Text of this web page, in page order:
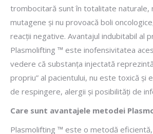
trombocitară sunt în totalitate naturale,
mutagene şi nu provoacă boli
reacţii negative. Avantajul indubitabil al
Plasmolifting ™ este inofensivitatea
vedere că substanţa injectată
propriu” al pacientului, nu este toxică şi
de respingere, alergii şi posibilităţi de
Care sunt avantajele metodei
Plasmolifting ™ este o metodă